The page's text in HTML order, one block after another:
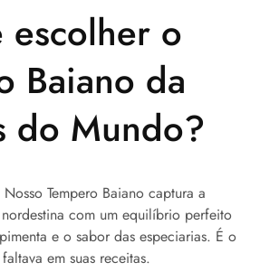
escolher o
Baiano da
do Mundo?
Nosso Tempero Baiano captura a
com um equilíbrio perfeito
e o sabor das especiarias. É o
em suas receitas.